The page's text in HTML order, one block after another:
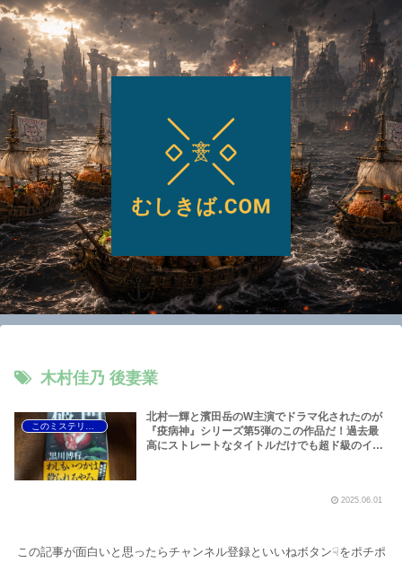
木村佳乃 後妻業
北村一輝と濱田岳のW主演でドラマ化されたのが
『疫病神』シリーズ第5弾のこの作品だ！過去最
高にストレートなタイトルだけでも超ド級のイン
2025.06.01
この記事が面白いと思ったらチャンネル登録といいねボタン☟をポチポ